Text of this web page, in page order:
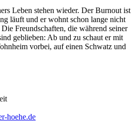
Leben stehen wieder. Der Burnout ist
läuft und er wohnt schon lange nicht
Freundschaften, die während seiner
geblieben: Ab und zu schaut er mit
vorbei, auf einen Schwatz und
hoehe.de